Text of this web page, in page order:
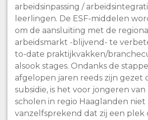
arbeidsinpassing /
leerlingen. De ESF-middelen
om de aansluiting met de
arbeidsmarkt -blijvend- te
to-date praktijkvakken/
alsook stages. Ondanks de
afgelopen jaren reeds zijn gezet
subsidie, is het voor jongeren van
scholen in regio Haaglanden niet
vanzelfsprekend dat zij een plek